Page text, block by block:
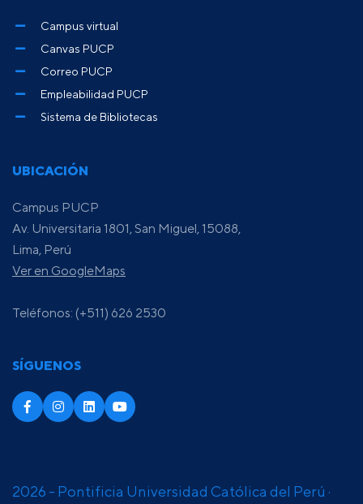
UBICACIÓN
Campus PUCP
Av. Universitaria 1801, San Miguel, 15088,
Lima, Perú
Ver en GoogleMaps
Teléfonos: (+511) 626 2530
SÍGUENOS
Campus virtual
Canvas PUCP
Correo PUCP
Empleabilidad PUCP
Sistema de Bibliotecas
2026 - Pontificia Universidad Católica del Perú ·